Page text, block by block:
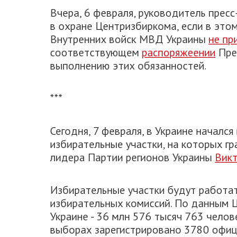
Вчера, 6 февраля, руководитель
в охране Центризбиркома, если в
Внутренних войск МВД Украины не
соответствующем распоряжеении
выполнению этих обязанностей.
***
Сегодня, 7 февраля, в Украине
избирательные участки, на которых
лидера Партии регионов Украины
Избирательные участки будут
избирательных комиссий. По данным
Украине - 36 млн 576 тысяч 763
выборах зарегистрировано 3780